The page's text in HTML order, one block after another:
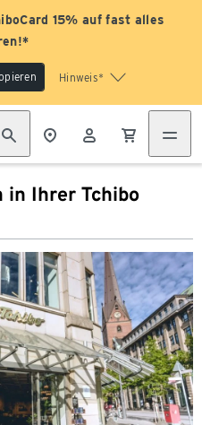
15% auf fast alles
Hinweis*
in Ihrer Tchibo